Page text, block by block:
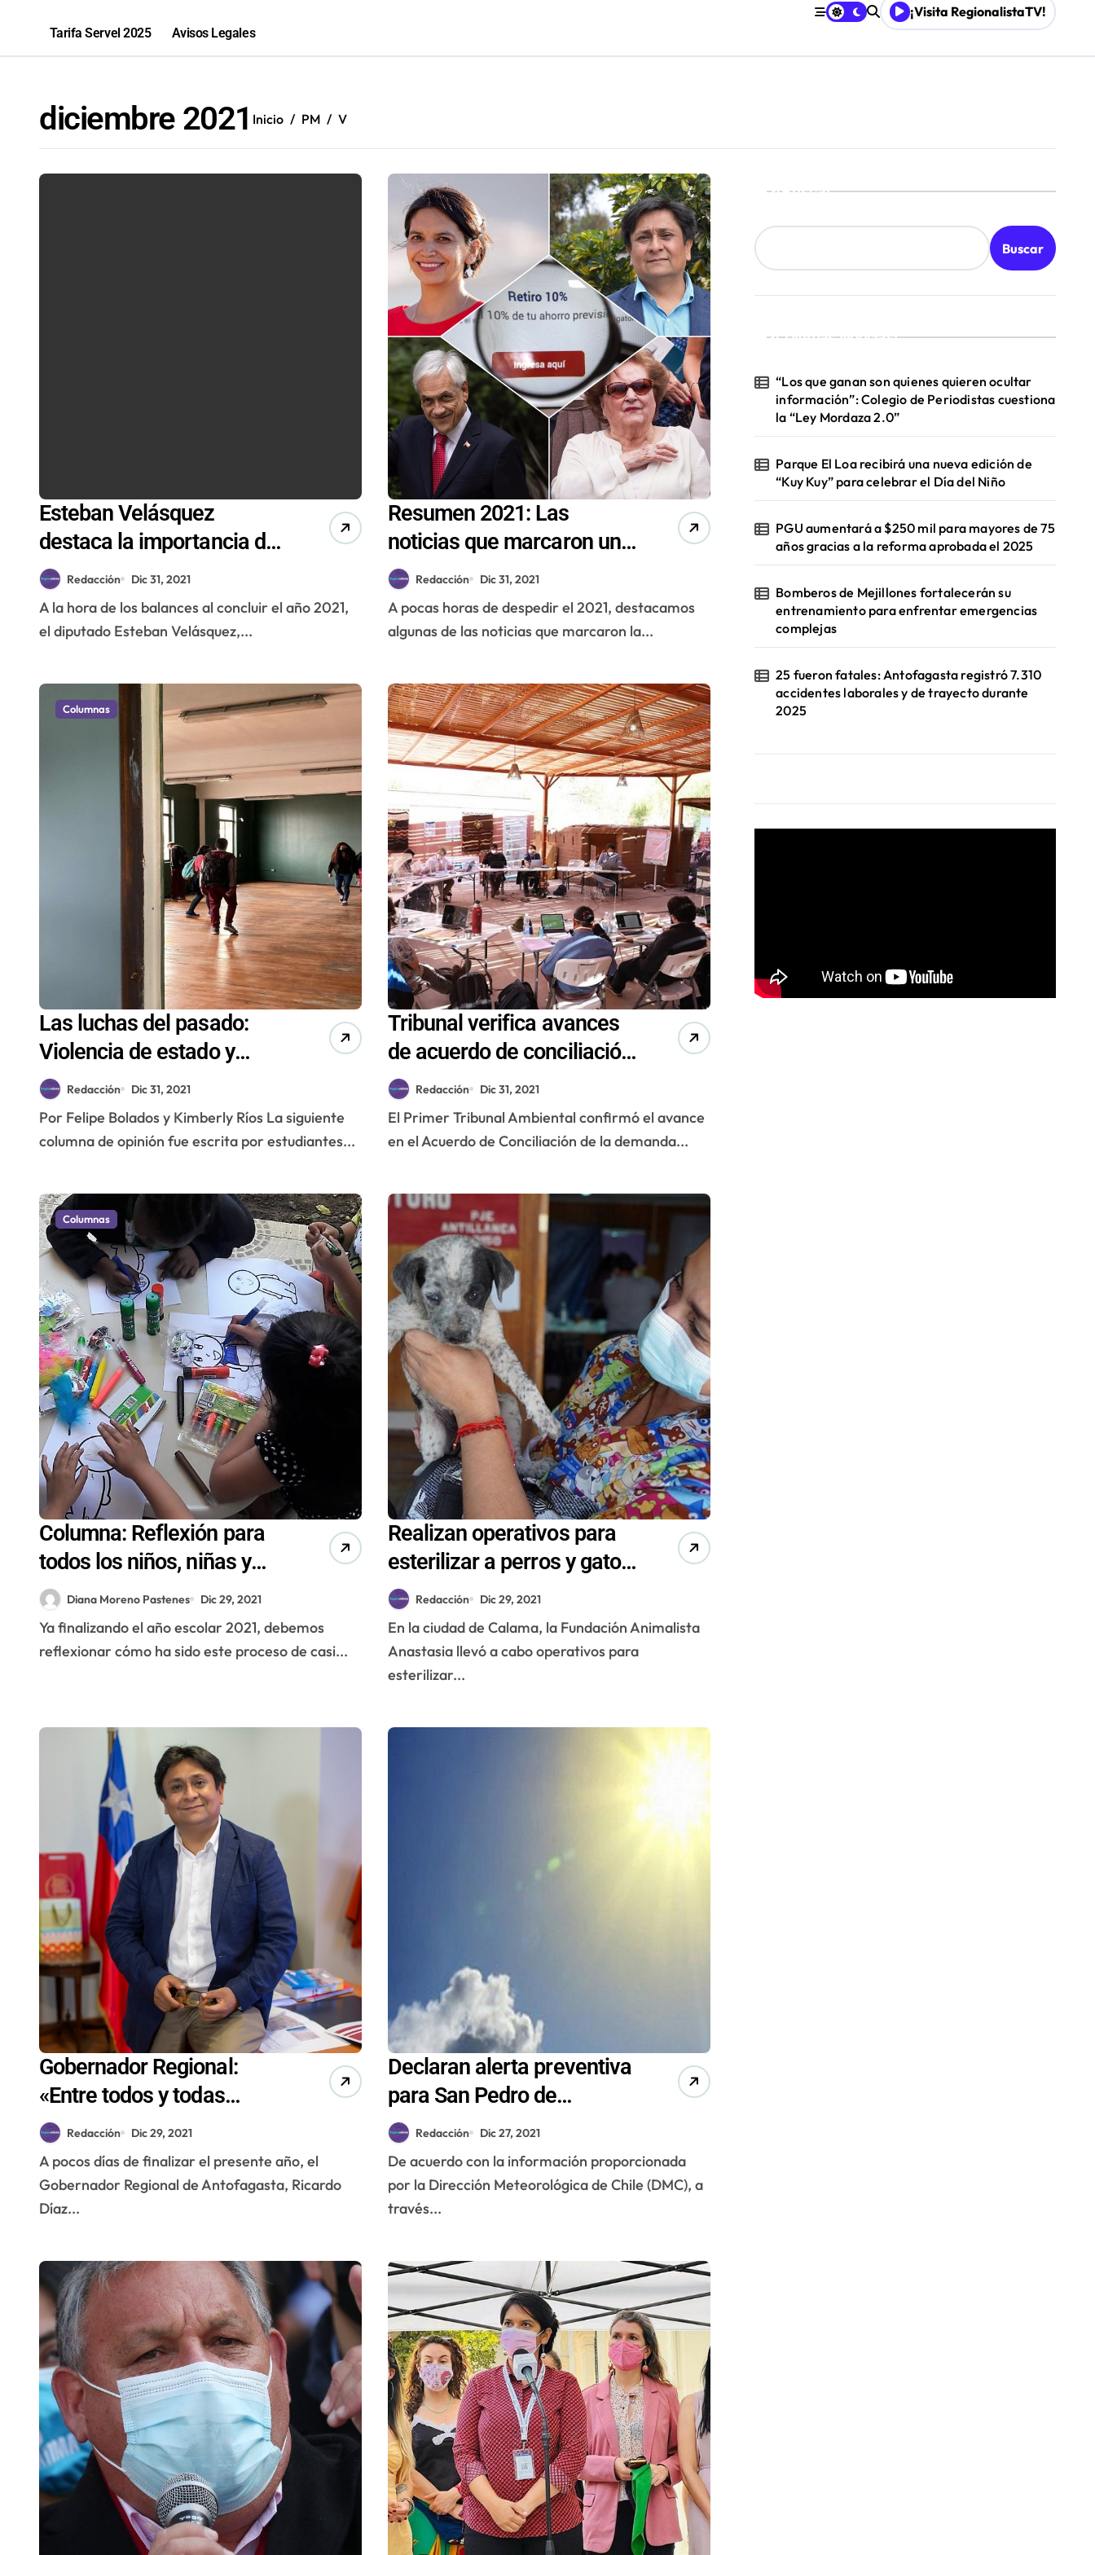
Bravar Sports Bar Antofagasta celebra su primer año consolidándose como polo de encuentro y entretenimiento local
Récord en Chile: Novandino Litio inaugura ruta eléctrica de carga de casi 500 kilómetros
Tarifa Servel 2025 Avisos Legales
¡Visita RegionalistaTV!
diciembre 2021 Inicio PM V
Esteban Velásquez
destaca la importancia del
Royalty Minero para
nuestra región
Redacción Dic 31, 2021
A la hora de los balances al concluir el año 2021,
el diputado Esteban Velásquez,...
Resumen 2021: Las
noticias que marcaron un
año convulsionado
Redacción Dic 31, 2021
A pocas horas de despedir el 2021, destacamos
algunas de las noticias que marcaron la...
Columnas
Las luchas del pasado:
Violencia de estado y
resistencia política
Redacción Dic 31, 2021
Por Felipe Bolados y Kimberly Ríos La siguiente
columna de opinión fue escrita por estudiantes...
Tribunal verifica avances
de acuerdo de conciliación
entre Minera Escondida,
CDE y pueblos atacameños
Redacción Dic 31, 2021
El Primer Tribunal Ambiental confirmó el avance
en el Acuerdo de Conciliación de la demanda...
Columnas
Columna: Reflexión para
todos los niños, niñas y
adolescentes (NNA)
Diana Moreno Pastenes Dic 29, 2021
Ya finalizando el año escolar 2021, debemos
reflexionar cómo ha sido este proceso de casi...
Realizan operativos para
esterilizar a perros y gatos
en Calama
Redacción Dic 29, 2021
En la ciudad de Calama, la Fundación Animalista
Anastasia llevó a cabo operativos para
esterilizar...
Gobernador Regional:
«Entre todos y todas
debemos construir la
nueva Estrategia Regional
de Desarrollo»
Redacción Dic 29, 2021
A pocos días de finalizar el presente año, el
Gobernador Regional de Antofagasta, Ricardo
Díaz...
Declaran alerta preventiva
para San Pedro de
Atacama, Calama y
Antofagasta por altas
temperaturas
Redacción Dic 27, 2021
De acuerdo con la información proporcionada
por la Dirección Meteorológica de Chile (DMC), a
través...
Buscar
Buscar
¡Ultimas Noticias!
“Los que ganan son quienes quieren ocultar
información”: Colegio de Periodistas cuestiona
la “Ley Mordaza 2.0”
Parque El Loa recibirá una nueva edición de
“Kuy Kuy” para celebrar el Día del Niño
PGU aumentará a $250 mil para mayores de 75
años gracias a la reforma aprobada el 2025
Bomberos de Mejillones fortalecerán su
entrenamiento para enfrentar emergencias
complejas
25 fueron fatales: Antofagasta registró 7.310
accidentes laborales y de trayecto durante
2025